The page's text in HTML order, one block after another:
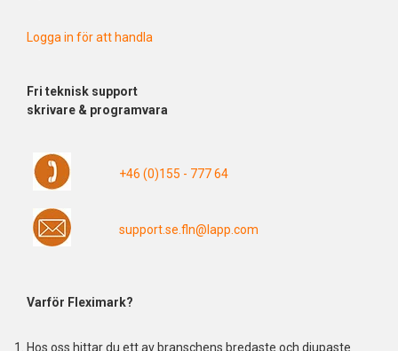
Logga in för att handla
Fri teknisk support
skrivare & programvara
+46 (0)155 - 777 64
support.se.fln@lapp.com
Varför Fleximark?
Hos oss hittar du ett av branschens bredaste och djupaste